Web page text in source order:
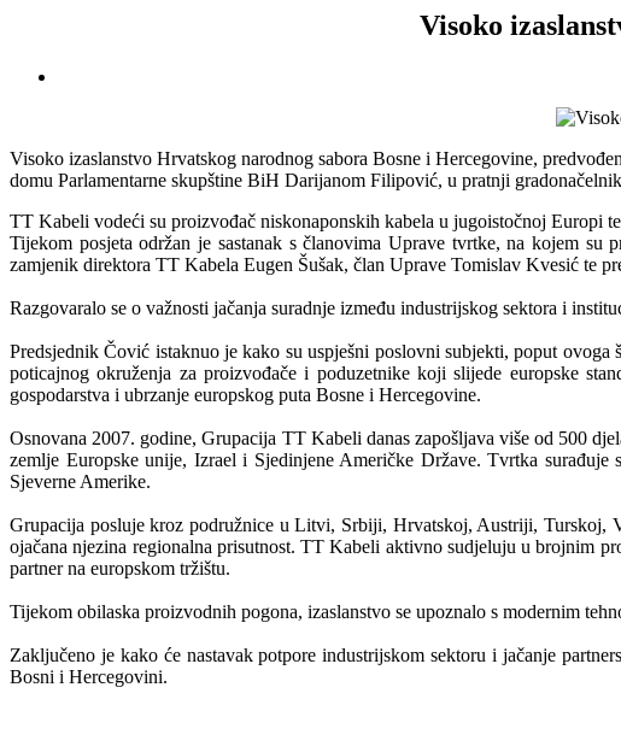
Visoko
Visoko izaslanstvo Hrvatskog narodnog sabora Bosne i Hercegovine,
domu Parlamentarne skupštine BiH Darijanom Filipović, u pratnji
TT Kabeli vodeći su proizvođač niskonaponskih kabela u jugoistočnoj Europi
Tijekom posjeta održan je sastanak s članovima Uprave tvrtke, na kojem
zamjenik direktora TT Kabela Eugen Šušak, član Uprave Tomislav Kvesić te
Razgovaralo se o važnosti jačanja suradnje između industrijskog sektora i
Predsjednik Čović istaknuo je kako su uspješni poslovni subjekti, poput
poticajnog okruženja za proizvođače i poduzetnike koji slijede europske
gospodarstva i ubrzanje europskog puta Bosne i Hercegovine.
Osnovana 2007. godine, Grupacija TT Kabeli danas zapošljava više od 500
zemlje Europske unije, Izrael i Sjedinjene Američke Države. Tvrtka
Sjeverne Amerike.
Grupacija posluje kroz podružnice u Litvi, Srbiji, Hrvatskoj, Austriji, Turskoj,
ojačana njezina regionalna prisutnost. TT Kabeli aktivno sudjeluju u brojnim
partner na europskom tržištu.
Tijekom obilaska proizvodnih pogona, izaslanstvo se upoznalo s modernim
Zaključeno je kako će nastavak potpore industrijskom sektoru i jačanje
Bosni i Hercegovini.